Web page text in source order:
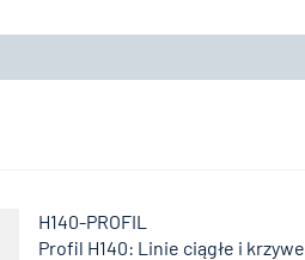
H140-PROFIL
Profil H140: Linie ciągłe i krzywe